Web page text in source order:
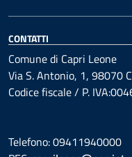
CONTATTI
Comune di Capri Leone
Via S. Antonio, 1, 98070
Codice fiscale / P.
Telefono: 09411940000